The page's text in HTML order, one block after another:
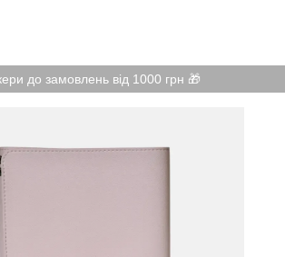
до замовлень від 1000 грн 🎁